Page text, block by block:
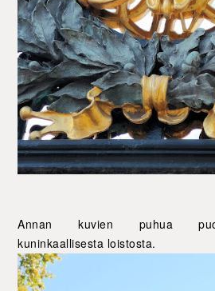
Annan kuvien puhua
kuninkaallisesta loistosta.